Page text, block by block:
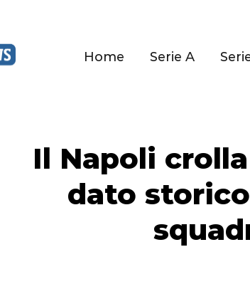
Home Serie A
Il Napoli crolla
dato